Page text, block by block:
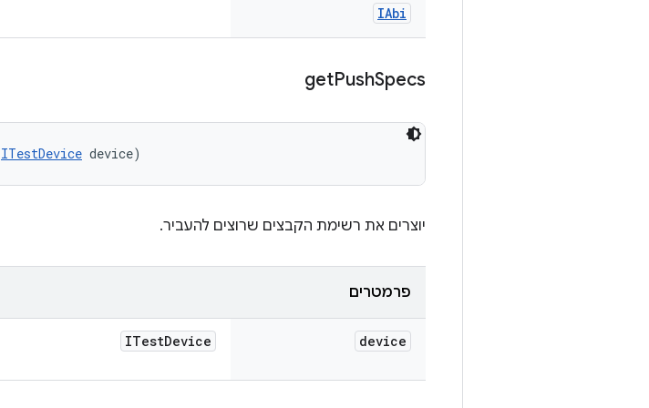
IAbi
getPushSpecs
ITestDevice device)
יוצרים את רשימת הקבצים שרוצים להעביר.
פרמטרים
device
ITestDevice